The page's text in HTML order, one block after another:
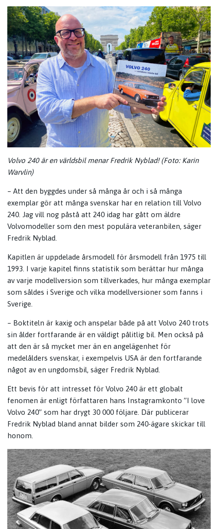
Volvo 240 är en världsbil menar Fredrik Nyblad! (Foto: Karin
Warvlin)
– Att den byggdes under så många år och i så många
exemplar gör att många svenskar har en relation till Volvo
240. Jag vill nog påstå att 240 idag har gått om äldre
Volvomodeller som den mest populära veteranbilen, säger
Fredrik Nyblad.
Kapitlen är uppdelade årsmodell för årsmodell från 1975 till
1993. I varje kapitel finns statistik som berättar hur många
av varje modellversion som tillverkades, hur många exemplar
som såldes i Sverige och vilka modellversioner som fanns i
Sverige.
– Boktiteln är kaxig och anspelar både på att Volvo 240 trots
sin ålder fortfarande är en väldigt pålitlig bil. Men också på
att den är så mycket mer än en angelägenhet för
medelålders svenskar, i exempelvis USA är den fortfarande
något av en ungdomsbil, säger Fredrik Nyblad.
Ett bevis för att intresset för Volvo 240 är ett globalt
fenomen är enligt författaren hans Instagramkonto ”I love
Volvo 240” som har drygt 30 000 följare. Där publicerar
Fredrik Nyblad bland annat bilder som 240-ägare skickar till
honom.